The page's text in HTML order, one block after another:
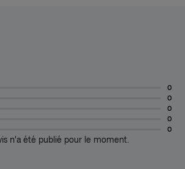
0
0
0
0
0
n'a été publié pour le moment.